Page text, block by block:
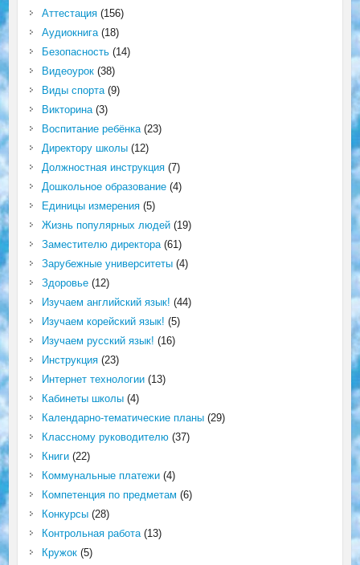
Аттестация(156)
Аудиокнига(18)
Безопасность(14)
Видеоурок(38)
Виды спорта(9)
Викторина(3)
Воспитание ребёнка(23)
Директору школы(12)
Должностная инструкция(7)
Дошкольное образование(4)
Единицы измерения(5)
Жизнь популярных людей(19)
Заместителю директора(61)
Зарубежные университеты(4)
Здоровье(12)
Изучаем английский язык! (44)
Изучаем корейский язык! (5)
Изучаем русский язык! (16)
Инструкция(23)
Интернет технологии(13)
Кабинеты школы(4)
Календарно-тематические планы(29)
Классному руководителю(37)
Книги(22)
Коммунальные платежи(4)
Компетенция по предметам (6)
Конкурсы(28)
Контрольная работа(13)
Кружок(5)